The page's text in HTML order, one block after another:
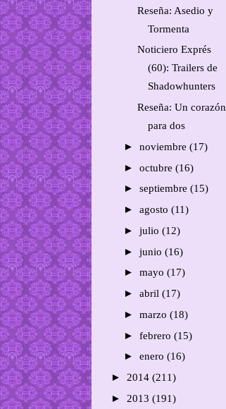
Reseña: Asedio y
Tormenta
Noticiero Exprés
(60): Trailers de
Shadowhunters
Reseña: Un corazón
para dos
► noviembre (17)
► octubre (16)
► septiembre (15)
► agosto (11)
► julio (12)
► junio (16)
► mayo (17)
► abril (17)
► marzo (18)
► febrero (15)
► enero (16)
► 2014 (211)
► 2013 (191)